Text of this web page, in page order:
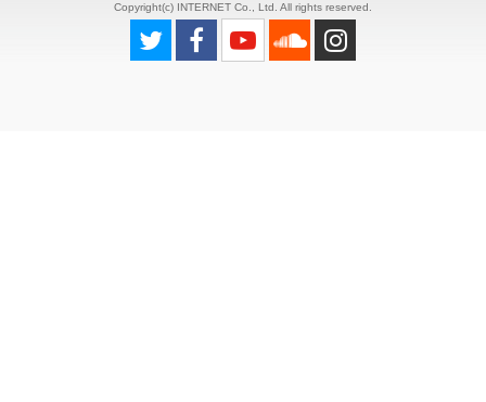
Copyright(c) INTERNET Co., Ltd. All rights reserved.